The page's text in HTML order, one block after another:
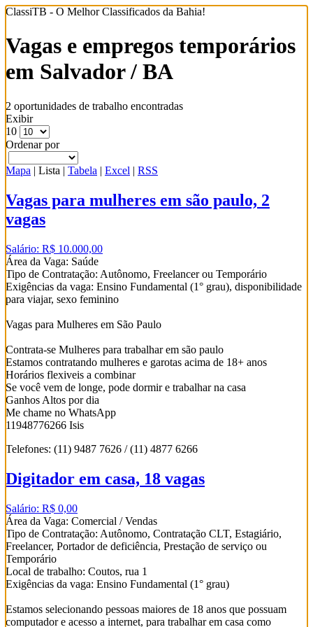
ClassiTB - O Melhor Classificados da Bahia!
Vagas e empregos temporários
em Salvador / BA
2 oportunidades de trabalho encontradas
Exibir
10
Ordenar por
Mapa | Lista | Tabela | Excel | RSS
Vagas para mulheres em são paulo, 2
vagas
Salário: R$ 10.000,00
Área da Vaga: Saúde
Tipo de Contratação: Autônomo, Freelancer ou Temporário
Exigências da vaga: Ensino Fundamental (1° grau), disponibilidade
para viajar, sexo feminino
Vagas para Mulheres em São Paulo
Contrata-se Mulheres para trabalhar em são paulo
Estamos contratando mulheres e garotas acima de 18+ anos
Horários flexiveis a combinar
Se você vem de longe, pode dormir e trabalhar na casa
Ganhos Altos por dia
Me chame no WhatsApp
11948776266 Isis
Telefones: (11) 9487 7626 / (11) 4877 6266
Digitador em casa, 18 vagas
Salário: R$ 0,00
Área da Vaga: Comercial / Vendas
Tipo de Contratação: Autônomo, Contratação CLT, Estagiário,
Freelancer, Portador de deficiência, Prestação de serviço ou
Temporário
Local de trabalho: Coutos, rua 1
Exigências da vaga: Ensino Fundamental (1° grau)
Estamos selecionando pessoas maiores de 18 anos que possuam
computador e acesso a internet, para trabalhar em casa como